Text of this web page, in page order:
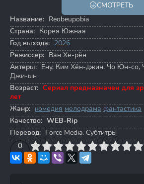
СМОТРЕТЬ
Название: Reobeupobia
Страна: Корея Южная
Год выхода: 2026
Режиссер: Ван Хе-рён
Актеры: Ёну, Ким Хён-джин, Чо Юн-со,
Джи-ын
Возраст: Сериал предназначен для
лет
Жанр: комедия мелодрама фантастика
Качество: WEB-Rip
Перевод: Force Media, Субтитры
0
4 6 7 8 9 10